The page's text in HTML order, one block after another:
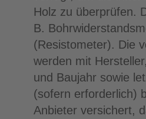
Holz zu überprüfen.
B.
(Resistometer). Die
werden mit
und Baujahr sowie
(sofern erforderlich)
Anbieter versichert,